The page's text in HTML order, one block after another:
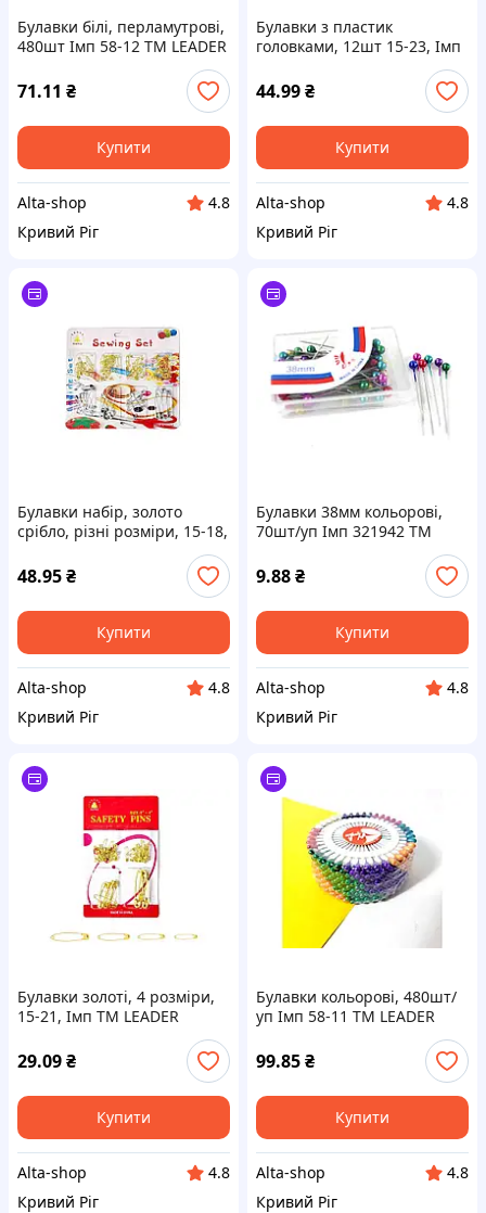
Булавки білі, перламутрові,
480шт Імп 58-12 ТМ LEADER
71.11 ₴
Купити
Alta-shop
4.8
Кривий Ріг
Булавки з пластик
головками, 12шт 15-23, Імп
44.99₴
Купити
Alta-shop
4.8
Кривий Ріг
Булавки набір, золото
срібло, різні розміри, 15-18,
48.95₴
Купити
Alta-shop
4.8
Кривий Ріг
Булавки 38мм кольорові,
70шт/уп Імп 321942 ТМ
9.88₴
Купити
Alta-shop
4.8
Кривий Ріг
Булавки золоті, 4 розміри,
15-21, Імп ТМ LEADER
29.09₴
Купити
Alta-shop
4.8
Кривий Ріг
Булавки кольорові, 480шт/
уп Імп 58-11 ТМ LEADER
99.85₴
Купити
Alta-shop
4.8
Кривий Ріг